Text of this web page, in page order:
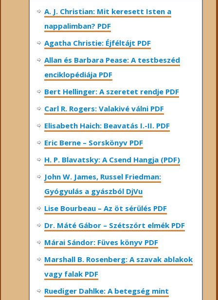
A. J. Christian: Mit keresett Isten a
nappalimban? PDF
Agatha Christie: Éjféltájt PDF
Allan és Barbara Pease: A testbeszéd
enciklopédiája PDF
Bert Hellinger: A ​szeretet rendje PDF
Carl R. Rogers: Valakivé válni PDF
Elisabeth Haich: Beavatás I.-II. PDF
Eric Berne – Sorskönyv PDF
H. P. Blavatsky: A Csend Hangja (PDF)
John W. James, Russel Friedman:
Gyógyulás a gyászból DjVu
Lise Bourbeau – Az öt sérülés PDF
Dr. Máté Gábor – Szétszórt elmék PDF
Márai Sándor: Füves könyv PDF
Marshall B. Rosenberg: A szavak ablakok
vagy falak PDF
Ruediger Dahlke: A betegség mint